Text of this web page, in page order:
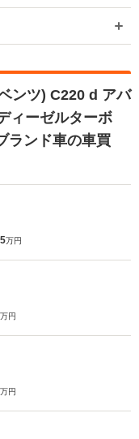
ンツ) C220 d アバ
ィーゼルターボ
ランド車の車買
万円
万円
万円